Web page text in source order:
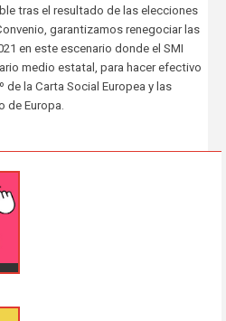
tras el resultado de las elecciones
garantizamos renegociar las
en este escenario donde el SMI
medio estatal, para hacer efectivo
la Carta Social Europea y las
de Europa.